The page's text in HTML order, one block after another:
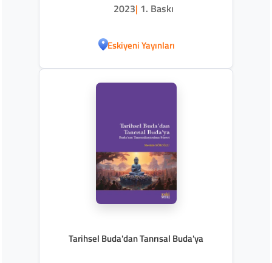
2023| 1. Baskı
Eskiyeni Yayınları
Tarihsel Buda'dan Tanrısal Buda'ya